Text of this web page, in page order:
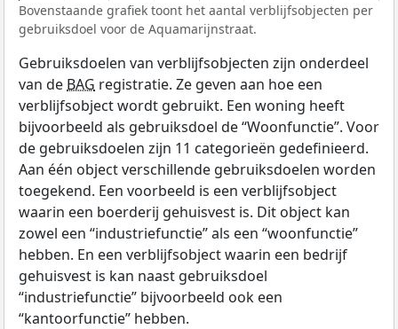
Bovenstaande grafiek toont het aantal verblijfsobjecten per
gebruiksdoel voor de Aquamarijnstraat.
Gebruiksdoelen van verblijfsobjecten zijn onderdeel
van de BAG registratie. Ze geven aan hoe een
verblijfsobject wordt gebruikt. Een woning heeft
bijvoorbeeld als gebruiksdoel de “Woonfunctie”. Voor
de gebruiksdoelen zijn 11 categorieën gedefinieerd.
Aan één object verschillende gebruiksdoelen worden
toegekend. Een voorbeeld is een verblijfsobject
waarin een boerderij gehuisvest is. Dit object kan
zowel een “industriefunctie” als een “woonfunctie”
hebben. En een verblijfsobject waarin een bedrijf
gehuisvest is kan naast gebruiksdoel
“industriefunctie” bijvoorbeeld ook een
“kantoorfunctie” hebben.